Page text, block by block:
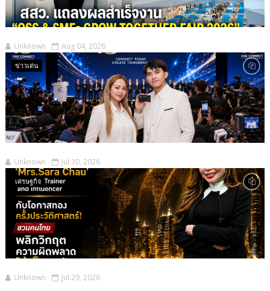
Unknown Aug 04, 2026
ข่าวเด่น
Unknown Jul 30, 2026
เศรษฐกิจ
Unknown Jul 29, 2026